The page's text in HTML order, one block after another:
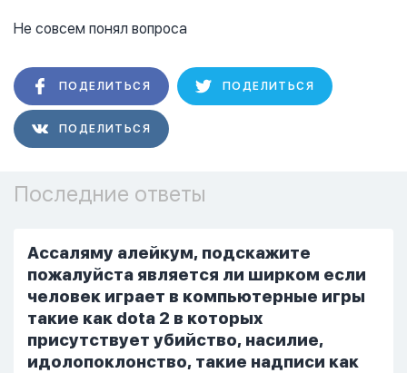
Не совсем понял вопроса
ПОДЕЛИТЬСЯ ПОДЕЛИТЬСЯ
ПОДЕЛИТЬСЯ
Последние ответы
Ассаляму алейкум, подскажите
пожалуйста является ли ширком если
человек играет в компьютерные игры
такие как dota 2 в которых
присутствует убийство, насилие,
идолопоклонство, такие надписи как